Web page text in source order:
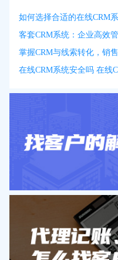
如何选择合适的在线CRM
客套CRM系统：企业高效
掌握CRM与线索转化，销
在线CRM系统安全吗 在线